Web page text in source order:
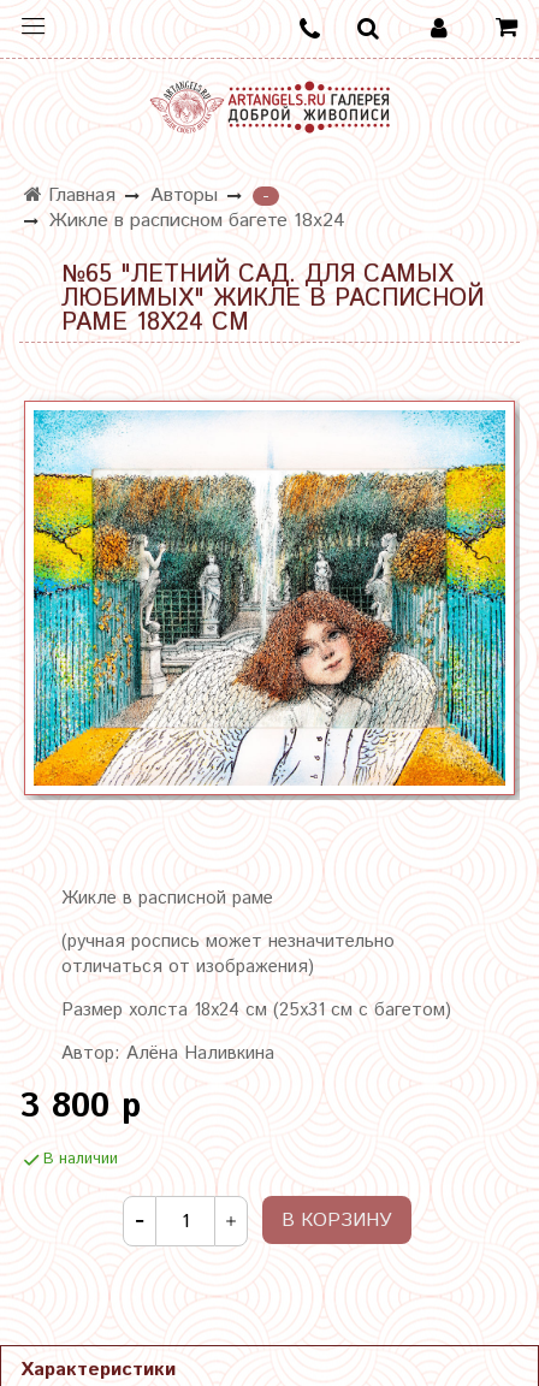
Главная Авторы
-
Жикле в расписном багете 18х24
№65 "ЛЕТНИЙ САД. ДЛЯ САМЫХ
ЛЮБИМЫХ" ЖИКЛЕ В РАСПИСНОЙ
РАМЕ 18Х24 СМ
Жикле в расписной раме
(ручная роспись может незначительно
отличаться от изображения)
Размер холста 18х24 см (25х31 см с багетом)
Автор: Алёна Наливкина
3 800 р
В наличии
В КОРЗИНУ
Характеристики